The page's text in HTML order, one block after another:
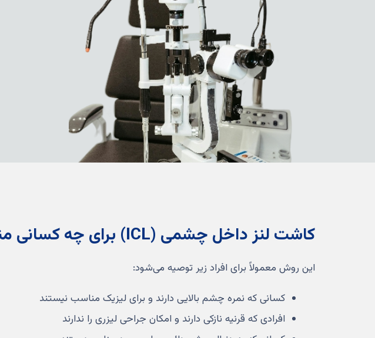
کاشت لنز داخل چشمی (ICL) برای چه کسانی مناسب است؟
این روش معمولاً برای افراد زیر توصیه می‌شود:
کسانی که نمره چشم بالایی دارند و برای لیزیک مناسب نیستند
افرادی که قرنیه نازکی دارند و امکان جراحی لیزری را ندارند